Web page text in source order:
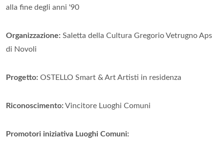
alla fine degli anni '90
Organizzazione: Saletta della Cultura Gregorio Vetrugno Aps
di Novoli
Progetto: OSTELLO Smart & Art Artisti in residenza
Riconoscimento: Vincitore Luoghi Comuni
Promotori iniziativa Luoghi Comuni: